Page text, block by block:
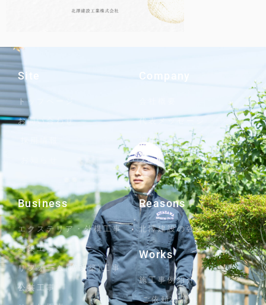
Site
トップページ
お問い合わせ
Company
代表メッセージ
沿革
スタッフブログ
Business
エクステリア・外構工事
新築工事
リフォーム(増改築)工事
公共工事
Reasons
北澤建設の強み
Works
施工事例紹介
ご依頼の流れ